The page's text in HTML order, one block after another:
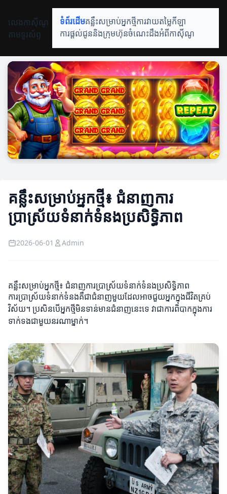
លេងកាស៊ីណូ
តាមទូរស័ព្ទ
ទំព័រដើមគន្លឹះសម្រាប់អ្នកថ្មីការវាយតម្លៃកីឡា
ការផ្តល់ជូននិងក្រុមហ៊ុនចំណេះដឹងអំពីកាស៊ីណូ
គន្លឹះសម្រាប់អ្នកថ្មី៖ ជំនាញការ
ប្រាស្រ័យទំនាក់ទំនងប្រសិទ្ធិភាព
2026-06-01 Admin
គន្លឹះសម្រាប់អ្នកថ្មី៖ ជំនាញការប្រាស្រ័យទំនាក់ទំនងប្រសិទ្ធិភាព
ការប្រាស្រ័យទំនាក់ទំនងគឺជាជំនាញមួយដែលអាចជួយអ្នកក្នុងជីវិតគ្រប់
វិស័យ។ ប្រសិនបើអ្នកថ្មីមិនទាន់មានជំនាញនេះទេ វាជាការពិបាកក្នុងការ
ទាក់ទងជាមួយនរណាម្នាក់។